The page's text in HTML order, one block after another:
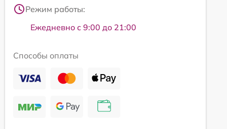
Режим работы:
Ежедневно с 9:00 до 21:00
Способы оплаты